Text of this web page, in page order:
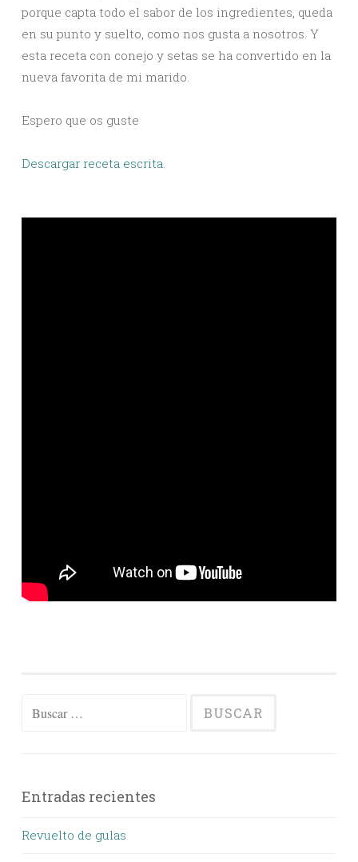
porque capta todo el sabor de los ingredientes, queda
en su punto y suelto, como nos gusta a nosotros. Y
esta receta con conejo y setas se ha convertido en la
nueva favorita de mi marido.
Espero que os guste
Descargar receta escrita.
Buscar:
Entradas recientes
Revuelto de gulas